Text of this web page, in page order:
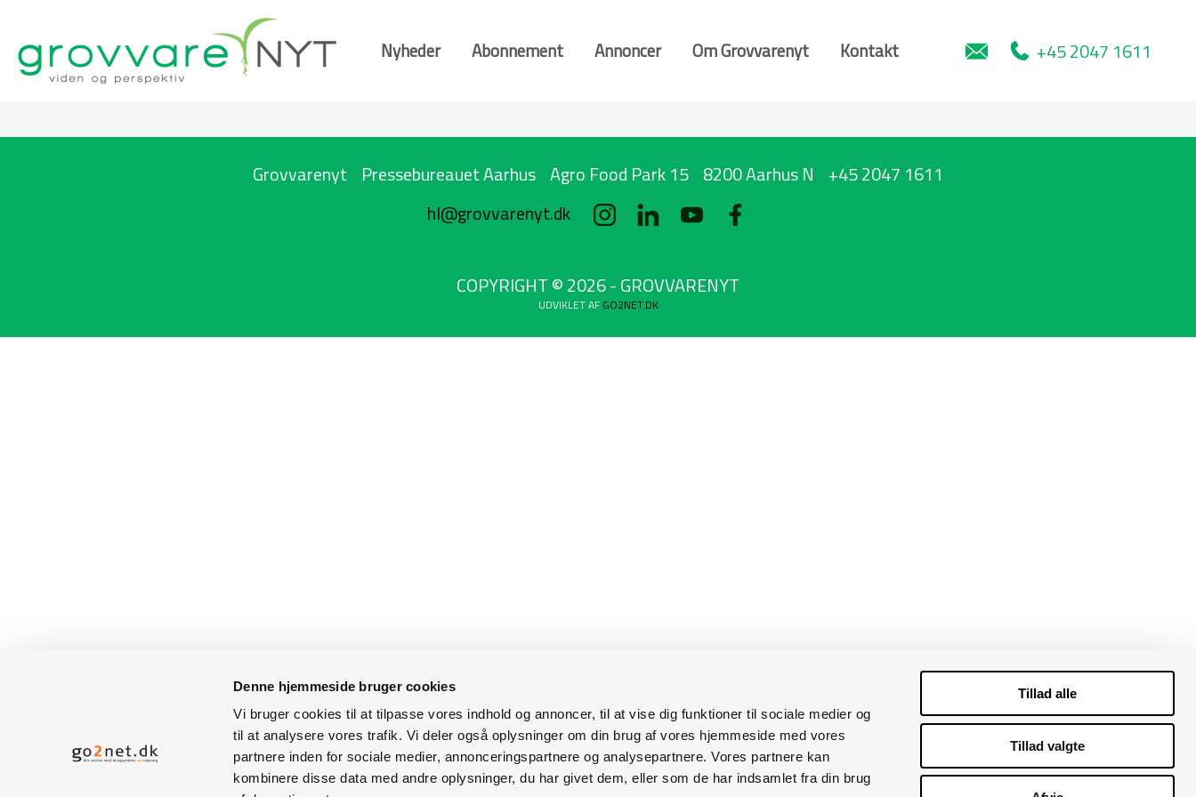
Denne hjemmeside bruger cookies
Vi bruger cookies til at tilpasse vores indhold og annoncer, til at vise dig funktioner til sociale medier og
til at analysere vores trafik. Vi deler også oplysninger om din brug af vores hjemmeside med vores
partnere inden for sociale medier, annonceringspartnere og analysepartnere. Vores partnere kan
kombinere disse data med andre oplysninger, du har givet dem, eller som de har indsamlet fra din brug
Tillad alle
Tillad valgte
Nyheder Abonnement Annoncer Om Grovvarenyt Kontakt +45 2047 1611
Grovvarenyt Pressebureauet Aarhus Agro Food Park 15 8200 Aarhus N
+45 2047 1611
hl@grovvarenyt.dk
COPYRIGHT © 2026 - GROVVARENYT
UDVIKLET AF GO2NET.DK